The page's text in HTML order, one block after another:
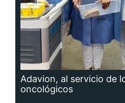
Adavion, al servicio de
oncológicos